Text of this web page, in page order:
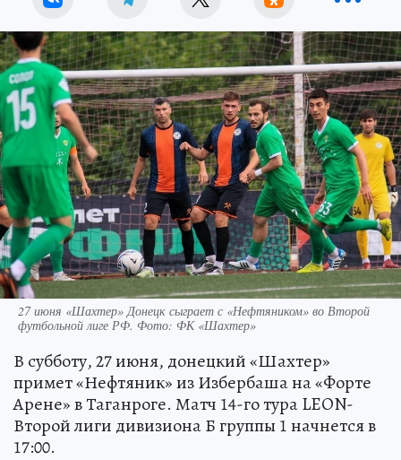
27 июня «Шахтер» Донецк сыграет с «Нефтяником» во Второй
футбольной лиге РФ. Фото: ФК «Шахтер»
В субботу, 27 июня, донецкий «Шахтер»
примет «Нефтяник» из Избербаша на «Форте
Арене» в Таганроге. Матч 14-го тура LEON-
Второй лиги дивизиона Б группы 1 начнется в
17:00.